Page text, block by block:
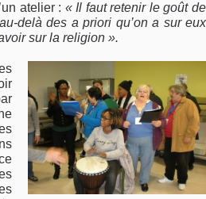
atelier : « Il faut retenir le goût de
delà des a priori qu’on a sur eux
sur la religion ».